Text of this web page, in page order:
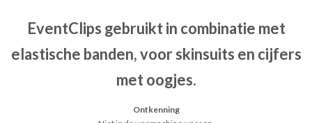
EventClips gebruikt in combinatie met
elastische banden, voor skinsuits en cijfers
met oogjes.
Ontkenning